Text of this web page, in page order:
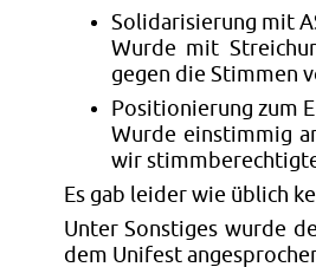
So­li­da­ri­sie­rung mit
Wurde mit
gegen die Stim­men
Po­si­tio­nie­rung zum
Wurde ein­stim­mig
wir
Es gab lei­der wie üb­lich
Unter Sons­ti­ges wurde
dem Uni­fest